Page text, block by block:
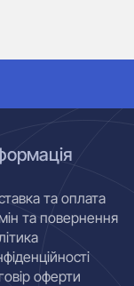
та оплата
та повернення
оферти